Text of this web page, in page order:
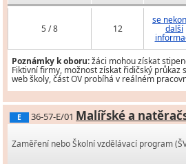
5 / 8 12
se
další
Poznámky k oboru:žáci mohou získat
Fiktivní firmy, možnost získat řidičský průkaz
web školy, část OV probíhá v reálném
E 36-57-E/01 Malířské a
Zaměření nebo Školní vzdělávací program